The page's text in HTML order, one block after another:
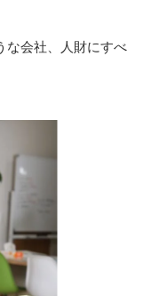
な会社、人財にすべ